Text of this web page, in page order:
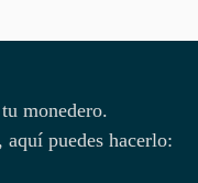
monedero.
aquí puedes hacerlo: